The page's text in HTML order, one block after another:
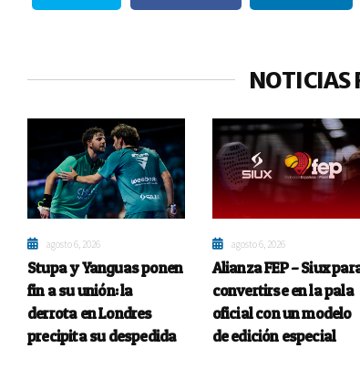
NOTICIAS
agosto 6, 2026
Stupa y Yanguas ponen
fin a su unión: la
derrota en Londres
precipita su despedida
agosto 6, 2026
Alianza FEP – Siux
convertirse en la pala
oficial con un modelo
de edición especial